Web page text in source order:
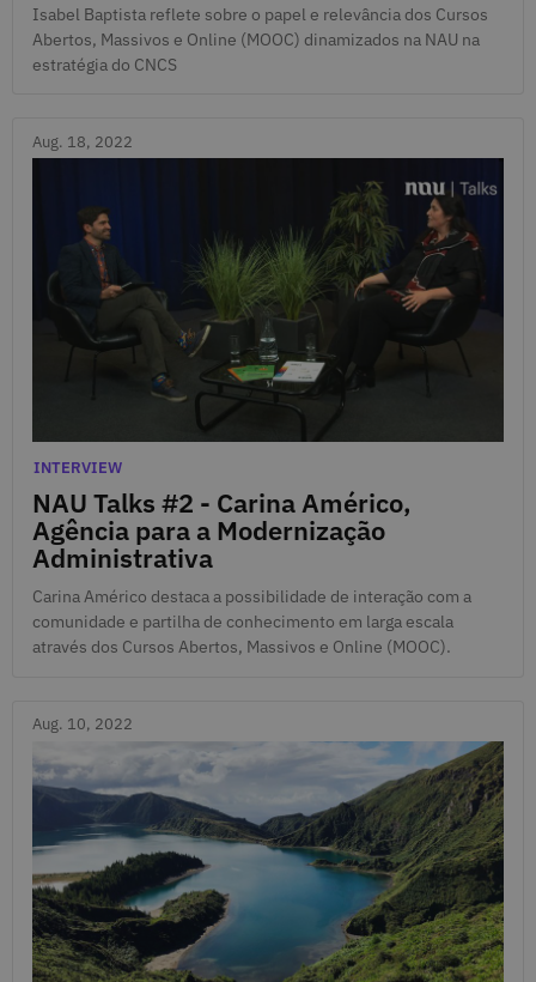
Isabel Baptista reflete sobre o papel e relevância dos Cursos
Abertos, Massivos e Online (MOOC) dinamizados na NAU na
estratégia do CNCS
Aug. 18, 2022
NAU Talks #2 - Carina Américo,
Agência para a Modernização
Administrativa
Aug. 18, 2022
Categories
INTERVIEW
Carina Américo destaca a possibilidade de interação com a
comunidade e partilha de conhecimento em larga escala
através dos Cursos Abertos, Massivos e Online (MOOC).
Aug. 10, 2022